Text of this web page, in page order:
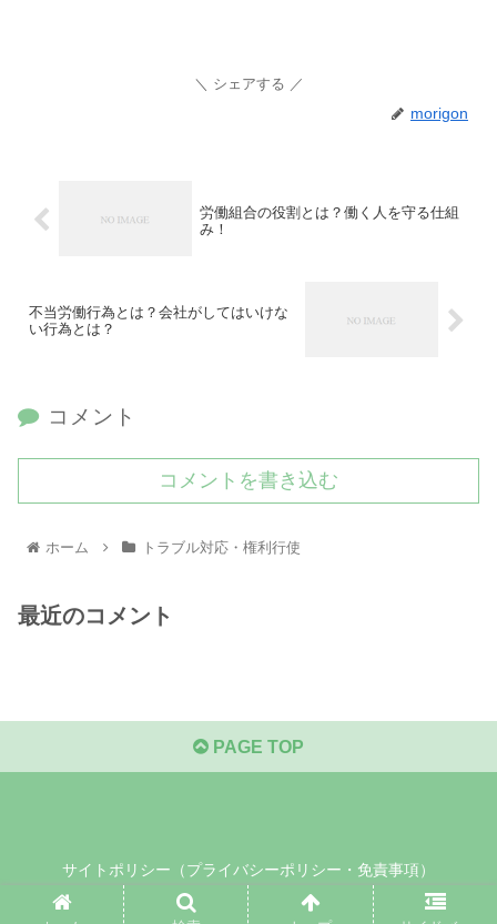
シェアする
morigon
労働組合の役割とは？働く人を守る仕組
み！
不当労働行為とは？会社がしてはいけな
い行為とは？
コメント
コメントを書き込む
ホーム トラブル対応・権利行使
最近のコメント
PAGE TOP
サイトポリシー（プライバシーポリシー・免責事項）
© 2021 .